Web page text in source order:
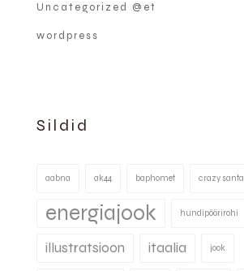
Uncategorized @et
wordpress
Sildid
aabna ak44 baphomet crazy santa
energiajook hundipöörirohi
illustratsioon itaalia jook